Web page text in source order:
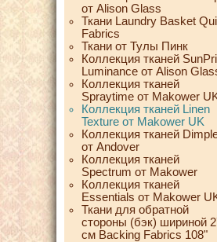
от Alison Glass
Ткани Laundry Basket
Fabrics
Ткани от Тулы Пинк
Коллекция тканей
Luminance от Alison
Коллекция тканей
Spraytime от Makower
Коллекция тканей Linen
Texture от Makower UK
Коллекция тканей
от Andover
Коллекция тканей
Spectrum от Makower
Коллекция тканей
Essentials от Makower
Ткани для обратной
стороны (бэк) шириной
см Backing Fabrics 108"